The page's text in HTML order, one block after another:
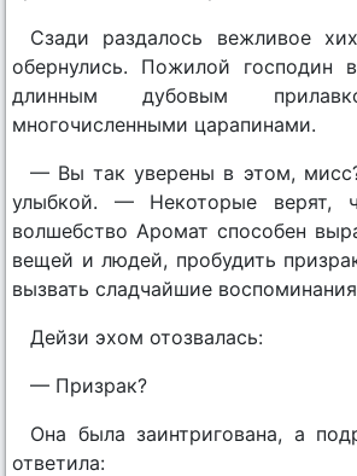
Сзади раздалось вежливое
обернулись. Пожилой господин
длинным дубовым
многочисленными царапинами.
— Вы так уверены в этом,
улыбкой. — Некоторые верят,
волшебство Аромат способен
вещей и людей, пробудить
вызвать сладчайшие
Дейзи эхом отозвалась:
— Призрак?
Она была заинтригована, а
ответила: